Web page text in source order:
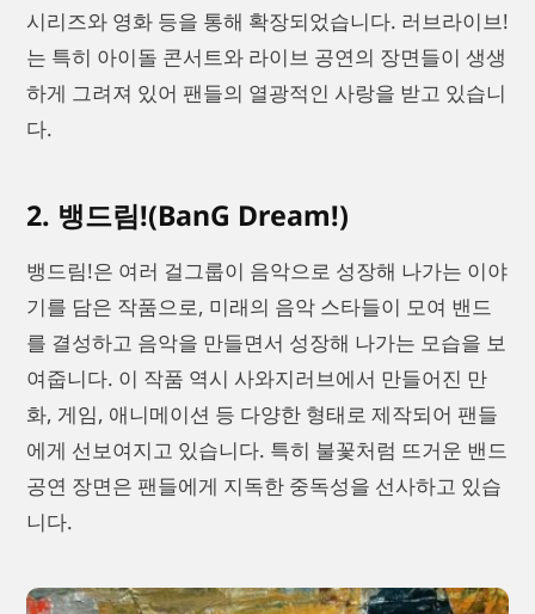
시리즈와 영화 등을 통해 확장되었습니다. 러브라이브!
는 특히 아이돌 콘서트와 라이브 공연의 장면들이 생생
하게 그려져 있어 팬들의 열광적인 사랑을 받고 있습니
다.
2. 뱅드림!(BanG Dream!)
뱅드림!은 여러 걸그룹이 음악으로 성장해 나가는 이야
기를 담은 작품으로, 미래의 음악 스타들이 모여 밴드
를 결성하고 음악을 만들면서 성장해 나가는 모습을 보
여줍니다. 이 작품 역시 사와지러브에서 만들어진 만
화, 게임, 애니메이션 등 다양한 형태로 제작되어 팬들
에게 선보여지고 있습니다. 특히 불꽃처럼 뜨거운 밴드
공연 장면은 팬들에게 지독한 중독성을 선사하고 있습
니다.